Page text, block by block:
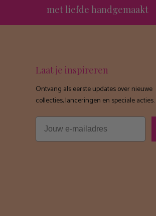
met liefde handgemaakt
Laat je inspireren
Ontvang als eerste updates over nieuwe
collecties, lanceringen en speciale acties.
Email